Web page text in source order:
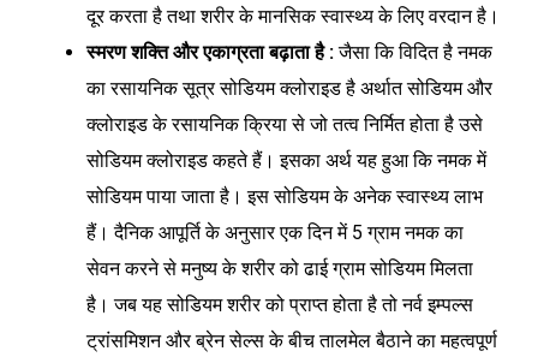
दूर करता है तथा शरीर के मानसिक स्वास्थ्य के लिए वरदान है।
स्मरण शक्ति और एकाग्रता बढ़ाता है :जैसा कि विदित है नमक
का रसायनिक सूत्र सोडियम क्लोराइड है अर्थात सोडियम और
क्लोराइड के रसायनिक क्रिया से जो तत्व निर्मित होता है उसे
सोडियम क्लोराइड कहते हैं। इसका अर्थ यह हुआ कि नमक में
सोडियम पाया जाता है। इस सोडियम के अनेक स्वास्थ्य लाभ
हैं। दैनिक आपूर्ति के अनुसार एक दिन में 5 ग्राम नमक का
सेवन करने से मनुष्य के शरीर को ढाई ग्राम सोडियम मिलता
है। जब यह सोडियम शरीर को प्राप्त होता है तो नर्व इम्पल्स
ट्रांसमिशन और ब्रेन सेल्स के बीच तालमेल बैठाने का महत्वपूर्ण